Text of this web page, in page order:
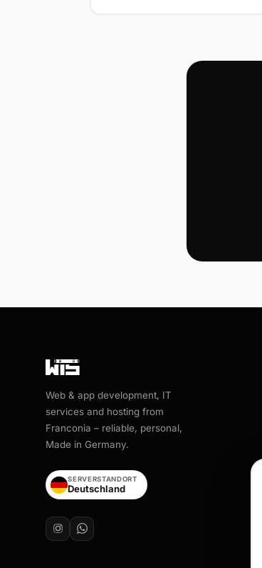
Web & app development, IT
services and hosting from
Franconia – reliable, personal,
Made in Germany.
SERVERSTANDORT
Deutschland